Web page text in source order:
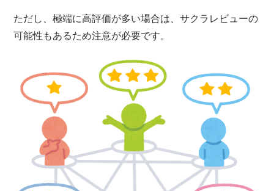
ただし、極端に高評価が多い場合は、サクラレビューの
可能性もあるため注意が必要です。